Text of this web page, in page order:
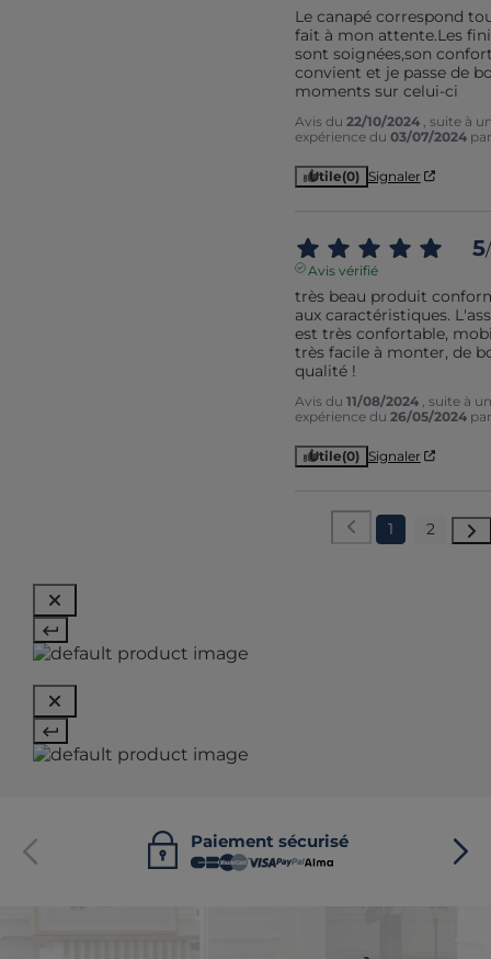
Le canapé correspond
fait à mon attente.Les
sont soignées,son
convient et je passe de
moments sur celui-ci
Avis du 22/10/2024
, suite à
expérience du 03/07/2024
Utile(0) Signaler
5/
Avis vérifié
très beau produit
aux caractéristiques.
est très confortable,
très facile à monter, de
qualité !
Avis du 11/08/2024
, suite à
expérience du 26/05/2024
Utile(0) Signaler
1 2
Paiement sécurisé